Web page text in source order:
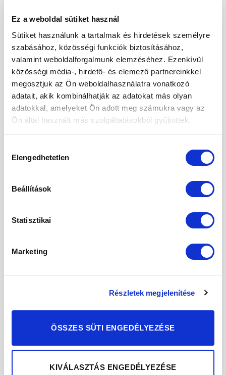
Ez a weboldal sütiket használ
Sütiket használunk a tartalmak és hirdetések személyre
szabásához, közösségi funkciók biztosításához,
valamint weboldalforgalmunk elemzéséhez. Ezenkívül
közösségi média-, hirdető- és elemező partnereinkkel
megosztjuk az Ön weboldalhasználatra vonatkozó
adatait, akik kombinálhatják az adatokat más olyan
adatokkal, amelyeket Ön adott meg számukra vagy az
Ön által használt más szolgáltatásokból gyűjtöttek.
kiválasztása
Elengedhetetlen
Beállítások
Statisztikai
Marketing
Részletek megjelenítése
ÖSSZES SÜTI ENGEDÉLYEZÉSE
KIVÁLASZTÁS ENGEDÉLYEZÉSE
POSTED ON 2022.06.24.
24
jún
A máriatövis mag és a máriatövis olaj népszerű
étrend-kiegészítők, sokféle módon támogatja
szervezetünket. Az olajok fogyasztásáról pro és
fontos, hogy fogyasszunk zsiradékot is, ezek közül
sütéshez, főzéshez használhatjuk, […]